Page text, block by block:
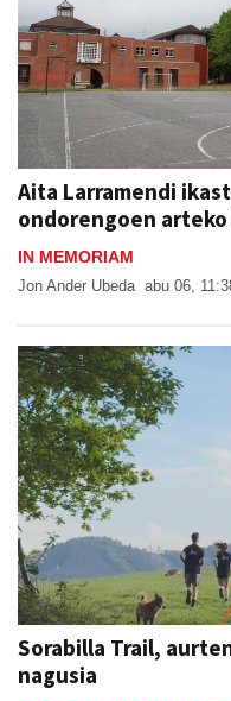
Aita Larramendi
ondorengoen
IN MEMORIAM
Jon Ander Ubeda abu 06,
Sorabilla Trail,
nagusia